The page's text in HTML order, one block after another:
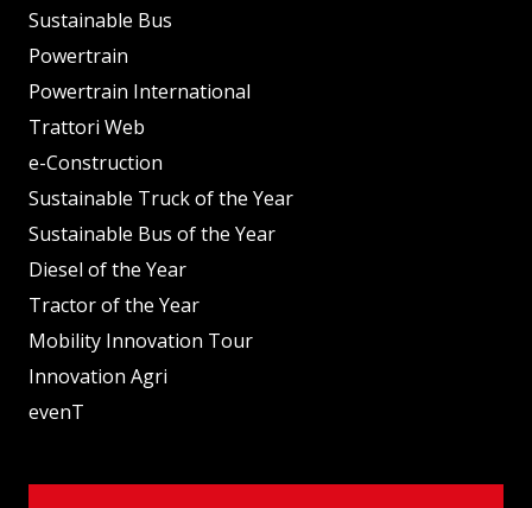
Sustainable Bus
Powertrain
Powertrain International
Trattori Web
e-Construction
Sustainable Truck of the Year
Sustainable Bus of the Year
Diesel of the Year
Tractor of the Year
Mobility Innovation Tour
Innovation Agri
evenT